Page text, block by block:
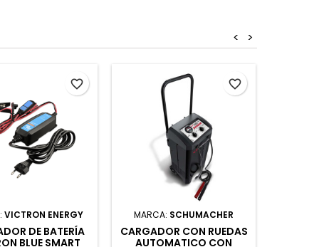
>
<
VICTRON ENERGY
DE BATERÍA
BLUE SMART
favorite_border
MARCA: SCHUMACHER
CARGADOR CON RUEDAS
AUTOMATICO CON
favorite_border